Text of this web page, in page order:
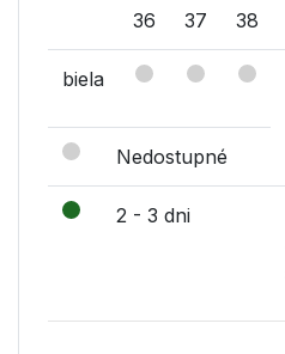
36 37 38
biela
Nedostupné
2 - 3 dni